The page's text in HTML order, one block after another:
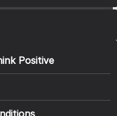
Positive